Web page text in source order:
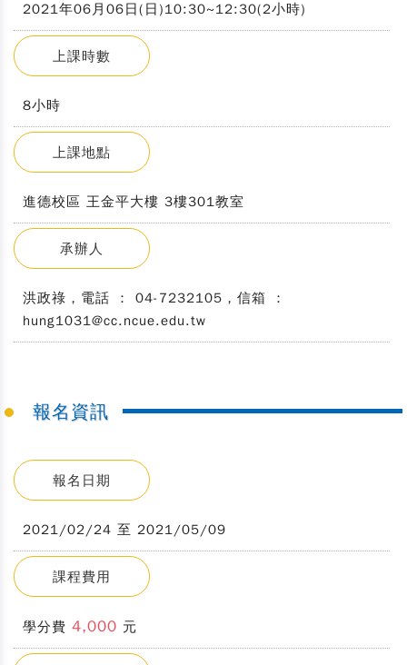
2021年06月06日(日)10:30~12:30(2小時)
上課時數
8小時
上課地點
進德校區 王金平大樓 3樓301教室
承辦人
洪政祿，電話 ： 04-7232105，信箱 ：
hung1031@cc.ncue.edu.tw
報名資訊
報名日期
2021/02/24 至 2021/05/09
課程費用
學分費 4,000 元